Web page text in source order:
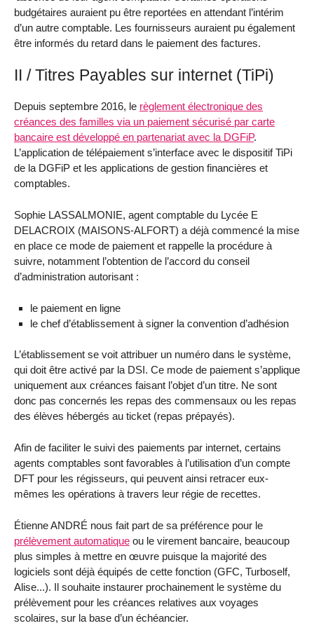
budgétaires auraient pu être reportées en attendant l’intérim
d’un autre comptable. Les fournisseurs auraient pu également
être informés du retard dans le paiement des factures.
II / Titres Payables sur internet (TiPi)
Depuis septembre 2016, le règlement électronique des
créances des familles via un paiement sécurisé par carte
bancaire est développé en partenariat avec la DGFiP.
L’application de télépaiement s’interface avec le dispositif TiPi
de la DGFiP et les applications de gestion financières et
comptables.
Sophie LASSALMONIE, agent comptable du Lycée E
DELACROIX (MAISONS-ALFORT) a déjà commencé la mise
en place ce mode de paiement et rappelle la procédure à
suivre, notamment l’obtention de l’accord du conseil
d’administration autorisant :
le paiement en ligne
le chef d’établissement à signer la convention d’adhésion
L’établissement se voit attribuer un numéro dans le système,
qui doit être activé par la DSI. Ce mode de paiement s’applique
uniquement aux créances faisant l’objet d’un titre. Ne sont
donc pas concernés les repas des commensaux ou les repas
des élèves hébergés au ticket (repas prépayés).
Afin de faciliter le suivi des paiements par internet, certains
agents comptables sont favorables à l’utilisation d’un compte
DFT pour les régisseurs, qui peuvent ainsi retracer eux-
mêmes les opérations à travers leur régie de recettes.
Étienne ANDRÉ nous fait part de sa préférence pour le
prélèvement automatique ou le virement bancaire, beaucoup
plus simples à mettre en œuvre puisque la majorité des
logiciels sont déjà équipés de cette fonction (GFC, Turboself,
Alise...). Il souhaite instaurer prochainement le système du
prélèvement pour les créances relatives aux voyages
scolaires, sur la base d’un échéancier.